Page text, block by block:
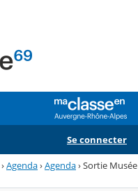
Se connecter
›Agenda›Agenda›Sortie Musée